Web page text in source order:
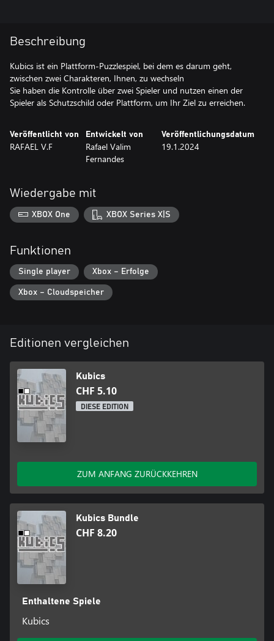
Beschreibung
Kubics ist ein Plattform-Puzzlespiel, bei dem es darum geht,
zwischen zwei Charakteren, Ihnen, zu wechseln
Sie haben die Kontrolle über zwei Spieler und nutzen einen der
Spieler als Schutzschild oder Plattform, um Ihr Ziel zu erreichen.
Veröffentlicht von
RAFAEL V.F
Entwickelt von
Rafael Valim
Fernandes
Veröffentlichungsdatum
19.1.2024
Wiedergabe mit
XBOX One XBOX Series X|S
Funktionen
Single player Xbox – Erfolge
Xbox – Cloudspeicher
Editionen vergleichen
Kubics
CHF 5.10
DIESE EDITION
ZUM ANFANG ZURÜCKKEHREN
Kubics Bundle
CHF 8.20
Enthaltene Spiele
Kubics